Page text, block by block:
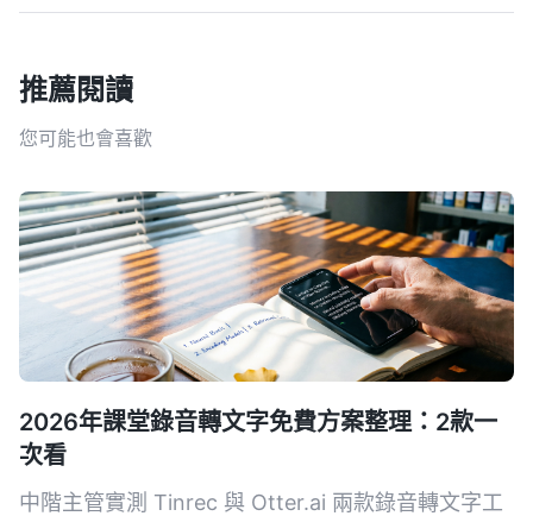
推薦閱讀
您可能也會喜歡
2026年課堂錄音轉文字免費方案整理：2款一
次看
中階主管實測 Tinrec 與 Otter.ai 兩款錄音轉文字工